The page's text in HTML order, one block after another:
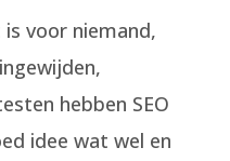
is voor niemand,
hebben SEO
idee wat wel en